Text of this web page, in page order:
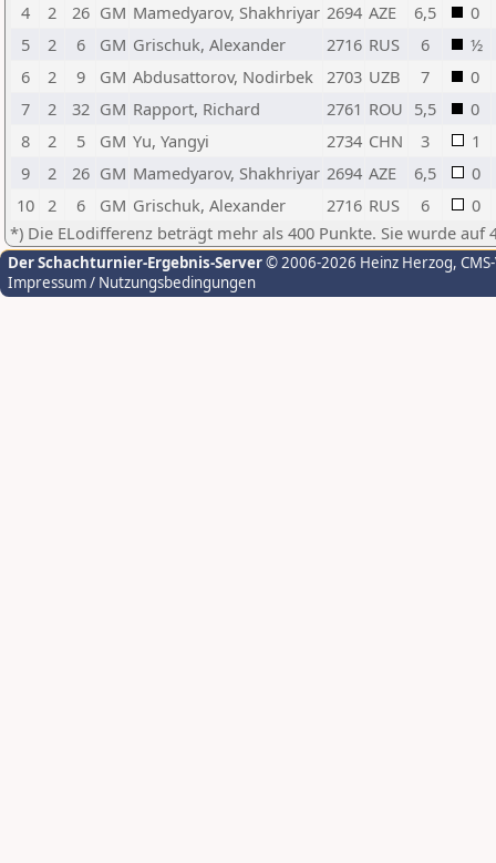
4
2 26 GM Mamedyarov, Shakhriyar 2694 AZE 6,5 0
5
2 6 GM Grischuk, Alexander 2716 RUS 6 ½
6
2 9 GM Abdusattorov, Nodirbek 2703 UZB 7 0
7
2 32 GM Rapport, Richard 2761 ROU 5,5 0
8
2 5 GM Yu, Yangyi 2734 CHN 3 1
9
2 26 GM Mamedyarov, Shakhriyar 2694 AZE 6,5 0
10
2 6 GM Grischuk, Alexander 2716 RUS 6 0
*) Die ELodifferenz beträgt mehr als 400 Punkte. Sie wurde auf
Der Schachturnier-Ergebnis-Server© 2006-2026 Heinz Herzog,
Impressum / Nutzungsbedingungen